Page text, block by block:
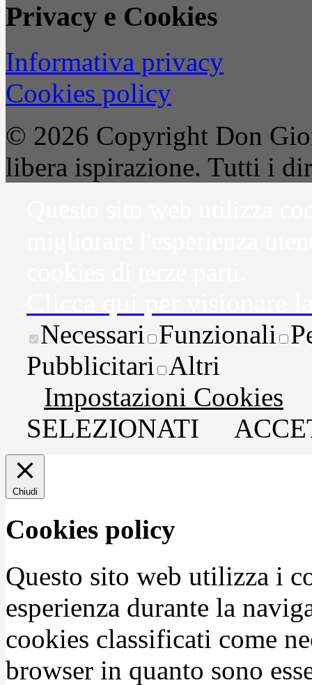
Privacy e Cookies
Informativa privacy
Cookies policy
© 2026 Copyright Don
libera ispirazione. Tutti i
Necessari Funzionali
Pubblicitari Altri
Impostazioni Cookies
SELEZIONATI
Chiudi
Cookies policy
Questo sito web utilizza i
esperienza durante la
cookies classificati come
browser in quanto sono